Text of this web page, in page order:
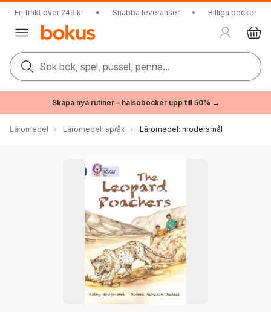
Fri frakt över 249 kr • Snabba leveranser • Billiga böcker
Sök bok, spel, pussel, penna...
Skapa nya rutiner – hälsoböcker upp till 50% →
Läromedel Läromedel: språk Läromedel: modersmål